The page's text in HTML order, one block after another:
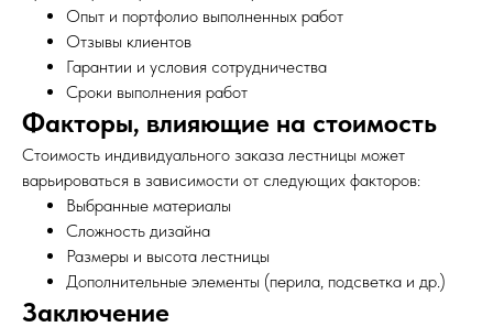
Опыт и портфолио выполненных работ
Отзывы клиентов
Гарантии и условия сотрудничества
Сроки выполнения работ
Факторы, влияющие на стоимость
Стоимость индивидуального заказа лестницы может
варьироваться в зависимости от следующих факторов:
Выбранные материалы
Сложность дизайна
Размеры и высота лестницы
Дополнительные элементы (перила, подсветка и др.)
Заключение